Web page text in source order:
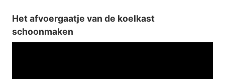
Het afvoergaatje van de koelkast
schoonmaken